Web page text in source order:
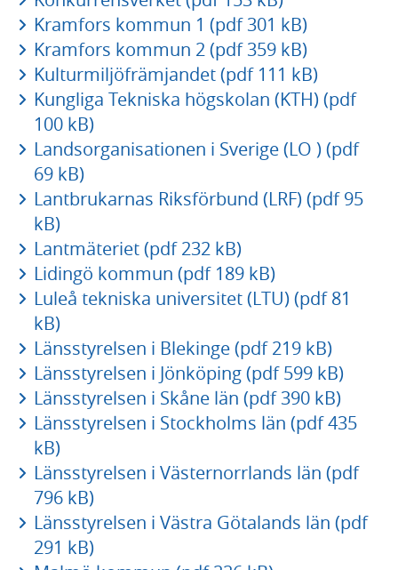
Kramfors kommun 1 (pdf 301 kB)
Kramfors kommun 2 (pdf 359 kB)
Kulturmiljöfrämjandet (pdf 111 kB)
Kungliga Tekniska högskolan (KTH) (pdf
100 kB)
Landsorganisationen i Sverige (LO ) (pdf
69 kB)
Lantbrukarnas Riksförbund (LRF) (pdf 95
kB)
Lantmäteriet (pdf 232 kB)
Lidingö kommun (pdf 189 kB)
Luleå tekniska universitet (LTU) (pdf 81
kB)
Länsstyrelsen i Blekinge (pdf 219 kB)
Länsstyrelsen i Jönköping (pdf 599 kB)
Länsstyrelsen i Skåne län (pdf 390 kB)
Länsstyrelsen i Stockholms län (pdf 435
kB)
Länsstyrelsen i Västernorrlands län (pdf
796 kB)
Länsstyrelsen i Västra Götalands län (pdf
291 kB)